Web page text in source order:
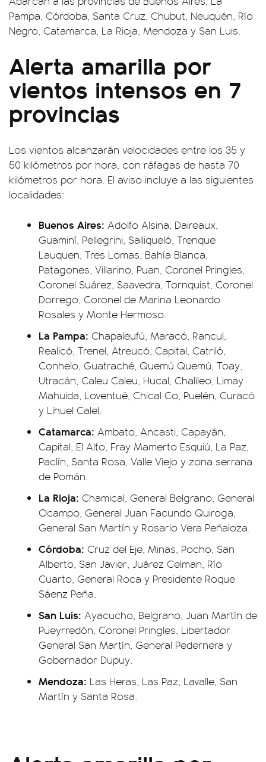
Pampa, Córdoba, Santa Cruz, Chubut, Neuquén, Río
Negro, Catamarca, La Rioja, Mendoza y San Luis.
Alerta amarilla por
vientos intensos en 7
provincias
Los vientos alcanzarán velocidades entre los 35 y
50 kilómetros por hora, con ráfagas de hasta 70
kilómetros por hora. El aviso incluye a las siguientes
localidades:
Buenos Aires: Adolfo Alsina, Daireaux,
Guaminí, Pellegrini, Salliqueló, Trenque
Lauquen, Tres Lomas, Bahía Blanca,
Patagones, Villarino, Puan, Coronel Pringles,
Coronel Suárez, Saavedra, Tornquist, Coronel
Dorrego, Coronel de Marina Leonardo
Rosales y Monte Hermoso.
La Pampa: Chapaleufú, Maracó, Rancul,
Realicó, Trenel, Atreucó, Capital, Catriló,
Conhelo, Guatraché, Quemú Quemú, Toay,
Utracán, Caleu Caleu, Hucal, Chalileo, Limay
Mahuida, Loventué, Chical Co, Puelén, Curacó
y Lihuel Calel.
Catamarca: Ambato, Ancasti, Capayán,
Capital, El Alto, Fray Mamerto Esquiú, La Paz,
Paclín, Santa Rosa, Valle Viejo y zona serrana
de Pomán.
La Rioja: Chamical, General Belgrano, General
Ocampo, General Juan Facundo Quiroga,
General San Martín y Rosario Vera Peñaloza.
Córdoba: Cruz del Eje, Minas, Pocho, San
Alberto, San Javier, Juárez Celman, Río
Cuarto, General Roca y Presidente Roque
Sáenz Peña.
San Luis: Ayacucho, Belgrano, Juan Martín de
Pueyrredón, Coronel Pringles, Libertador
General San Martín, General Pedernera y
Gobernador Dupuy.
Mendoza: Las Heras, Las Paz, Lavalle, San
Martín y Santa Rosa.